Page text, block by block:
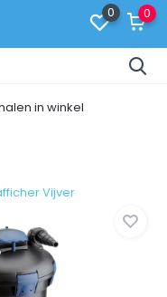
0 0
in winkel
Vijver